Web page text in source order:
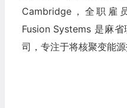
Cambridge，全职雇
Fusion Systems 是麻
司，专注于将核聚变能源